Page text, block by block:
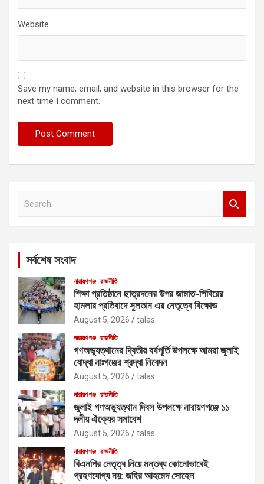
Website
Save my name, email, and website in this browser for the
next time I comment.
সর্বশেষ সংবাদ
নারায়ণগঞ্জ রাজনীতি
শিক্ষা প্রতিষ্ঠানে ছাত্রদলের উপর জামাত-শিবিরের
হামলার প্রতিবাদে সুলতান এর নেতৃত্বে বিক্ষোভ
August 5, 2026 talas
নারায়ণগঞ্জ রাজনীতি
গণঅভ্যুত্থানের দ্বিতীয় বর্ষপূর্তি উপলক্ষে আমরা জুলাই
যোদ্ধা নাঃগঞ্জের শ্রদ্ধা নিবেদন
August 5, 2026 talas
নারায়ণগঞ্জ রাজনীতি
জুলাই গণঅভ্যুত্থান দিবস উপলক্ষে নারায়ণগঞ্জে ১১
দলীয় ঐক্যের সমাবেশ
August 5, 2026 talas
নারায়ণগঞ্জ রাজনীতি
বিএনপির নেতৃত্ব নিয়ে মন্তব্য কোনোভাবেই
গ্রহণযোগ্য নয়: জহির আহমেদ সোহেল